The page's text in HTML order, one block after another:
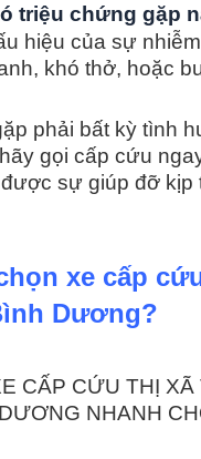
triệu chứng gặp
hiệu của sự
khó thở, hoặc
phải bất kỳ tình
gọi cấp cứu
sự giúp đỡ kịp
xe cấp
Dương?
CẤP CỨU THỊ XÃ
NHANH